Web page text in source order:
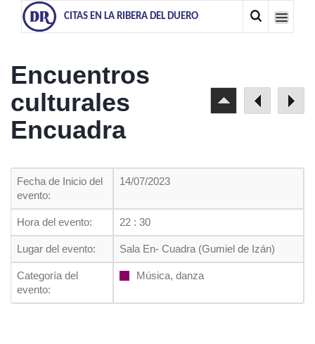
CITAS EN LA RIBERA DEL DUERO
Encuentros
culturales
Encuadra
Fecha de Inicio del
evento:
14/07/2023
Hora del evento: 22 : 30
Lugar del evento: Sala En- Cuadra (Gumiel de Izán)
Categoría del
evento:
Música, danza